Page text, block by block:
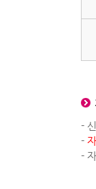
-
-
-